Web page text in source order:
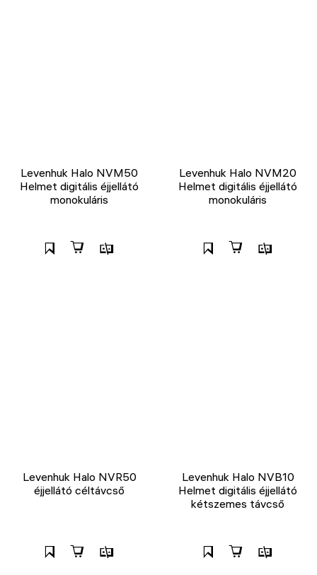
Levenhuk Halo NVM50
Helmet digitális éjjellátó
monokuláris
Levenhuk Halo NVM20
Helmet digitális éjjellátó
monokuláris
Levenhuk Halo NVR50
éjjellátó céltávcső
Levenhuk Halo NVB10
Helmet digitális éjjellátó
kétszemes távcső